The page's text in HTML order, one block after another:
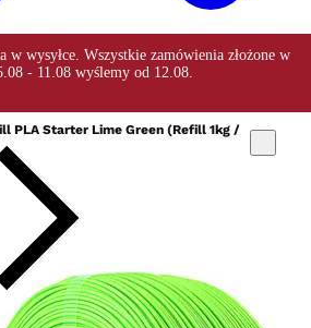
PLA Starter Lime Green (Refill 1kg /